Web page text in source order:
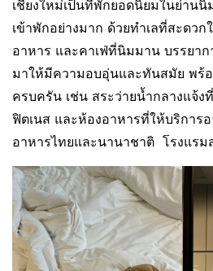
เชียงใหม่เป็นที่พักยอดนิยมในย่าน
เข้าพักอย่างมาก ด้วยทำเลที่สะดว
อาหาร และคาเฟ่ที่นิมมาน บรรยา
มาให้มีความอบอุ่นและทันสมัย พร้
ครบครัน เช่น สระว่ายน้ำกลางแจ้ง
ฟิตเนส และห้องอาหารที่ให้บริการ
อาหารไทยและนานาชาติ โรงแรม